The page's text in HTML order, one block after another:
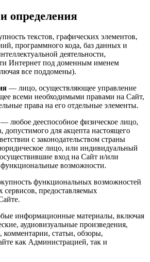
определения
текстов, графических элементов,
программного кода, баз данных и
деятельности,
Интернет под доменным именем
все поддомены).
— лицо, осуществляющее управление
всеми необходимыми правами на Сайт,
права на его отдельные элементы.
— любое дееспособное физическое лицо,
допустимого для акцепта настоящего
с законодательством страны
лицо, или индивидуальный
вход на Сайт и/или
возможности.
функциональных возможностей
предоставляемых
информационные материалы, включая
аудиовизуальные произведения,
статьи, обзоры,
как Администрацией, так и